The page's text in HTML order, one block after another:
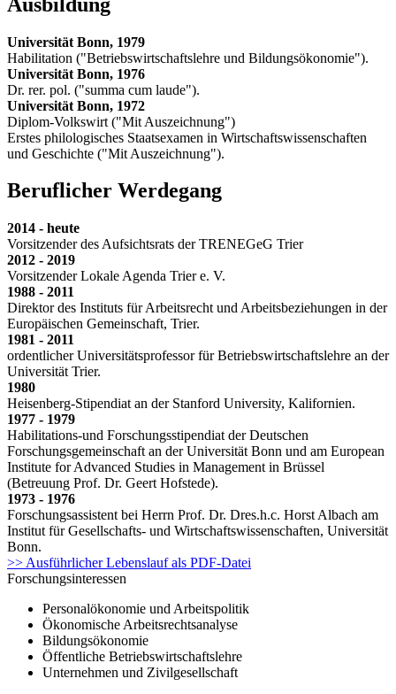
Universität Bonn, 1979
Habilitation ("Betriebswirtschaftslehre und Bildungsökonomie").
Universität Bonn, 1976
Dr. rer. pol. ("summa cum laude").
Universität Bonn, 1972
Diplom-Volkswirt ("Mit Auszeichnung")
Erstes philologisches Staatsexamen in Wirtschaftswissenschaften
und Geschichte ("Mit Auszeichnung").
Beruflicher Werdegang
2014 - heute
Vorsitzender des Aufsichtsrats der TRENEGeG Trier
2012 - 2019
Vorsitzender Lokale Agenda Trier e. V.
1988 - 2011
Direktor des Instituts für Arbeitsrecht und Arbeitsbeziehungen in der
Europäischen Gemeinschaft, Trier.
1981 - 2011
ordentlicher Universitätsprofessor für Betriebswirtschaftslehre an der
Universität Trier.
1980
Heisenberg-Stipendiat an der Stanford University, Kalifornien.
1977 - 1979
Habilitations-und Forschungsstipendiat der Deutschen
Forschungsgemeinschaft an der Universität Bonn und am European
Institute for Advanced Studies in Management in Brüssel
(Betreuung Prof. Dr. Geert Hofstede).
1973 - 1976
Forschungsassistent bei Herrn Prof. Dr. Dres.h.c. Horst Albach am
Institut für Gesellschafts- und Wirtschaftswissenschaften, Universität
Bonn.
>> Ausführlicher Lebenslauf als PDF-Datei
Forschungsinteressen
Personalökonomie und Arbeitspolitik
Ökonomische Arbeitsrechtsanalyse
Bildungsökonomie
Öffentliche Betriebswirtschaftslehre
Unternehmen und Zivilgesellschaft